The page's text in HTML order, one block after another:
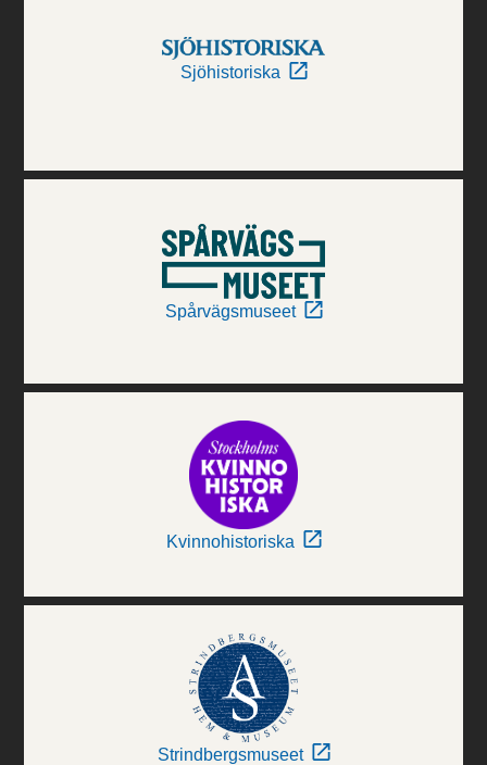
Sjöhistoriska
Spårvägsmuseet
Kvinnohistoriska
Strindbergsmuseet